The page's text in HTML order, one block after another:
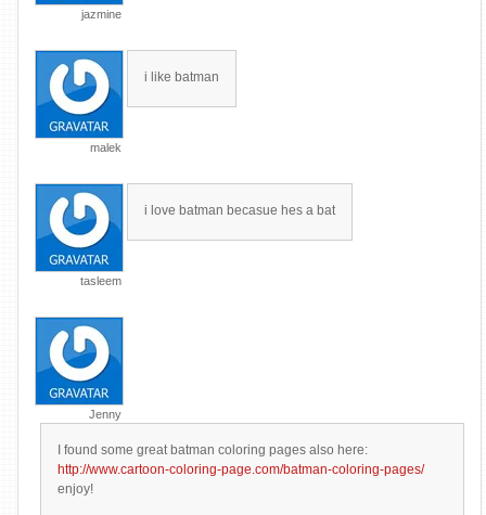
jazmine
malek
i like batman
tasleem
i love batman becasue hes a bat
Jenny
I found some great batman coloring pages also here:
http://www.cartoon-coloring-page.com/batman-coloring-pages/
enjoy!